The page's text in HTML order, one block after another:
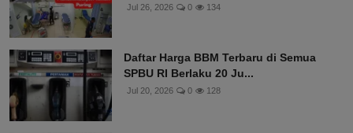
Jul 26, 2026 0 134
Daftar Harga BBM Terbaru di Semua
SPBU RI Berlaku 20 Ju...
Jul 20, 2026 0 128